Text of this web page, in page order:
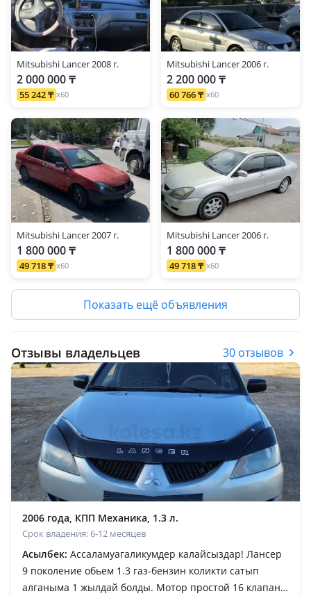
Mitsubishi Lancer 2008 г.
2 000 000 ₸
55 242 ₸ x60
Mitsubishi Lancer 2006 г.
2 200 000 ₸
60 766 ₸ x60
Mitsubishi Lancer 2007 г.
1 800 000 ₸
49 718 ₸ x60
Mitsubishi Lancer 2006 г.
1 800 000 ₸
49 718 ₸ x60
Показать ещё объявления
Отзывы владельцев 30 отзывов
2006 года, КПП Механика, 1.3 л.
Срок владения: 6-12 месяцев
Асылбек: Ассаламуагаликумдер калайсыздар! Лансер
9 поколение обьем 1.3 газ-бензин коликти сатып
алганыма 1 жылдай болды. Мотор простой 16 клапана